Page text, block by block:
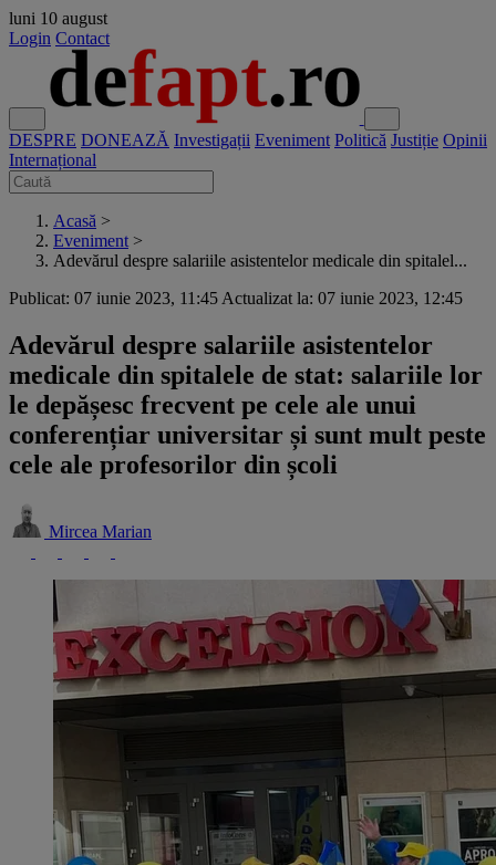
luni 10 august
Login Contact
DESPRE DONEAZĂ Investigații Eveniment Politică Justiție Opinii
Internațional
Acasă >
Eveniment >
Adevărul despre salariile asistentelor medicale din spitalel...
Publicat: 07 iunie 2023, 11:45 Actualizat la: 07 iunie 2023, 12:45
Adevărul despre salariile asistentelor
medicale din spitalele de stat: salariile lor
le depășesc frecvent pe cele ale unui
conferențiar universitar și sunt mult peste
cele ale profesorilor din școli
Mircea Marian